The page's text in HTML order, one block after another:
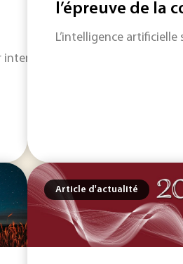
industrielle dans les jours et
a voulu dire une chose :
l’épreuve de la
L’intelligence
Article d'actualité